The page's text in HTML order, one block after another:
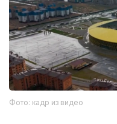
Фото: кадр из видео